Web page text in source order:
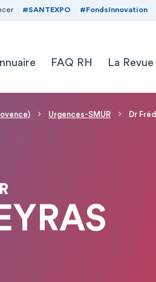
#SANTEXPO #FondsInnovation
FAQ RH La Revue
Urgences-SMUR Dr